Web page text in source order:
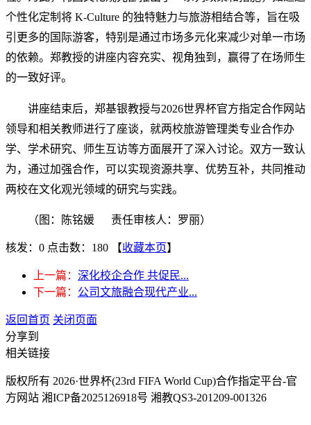
个性化定制将 K-Culture 的独特魅力与旅游相结合等，
旨在吸
引更多的国际游客，特别是通过市场多元化来减少对单一市场
的依赖。郑教授的讲座内容充实、视角独到 ，赢得了在场师生
的一致好评。
讲座结束后，郑基银教授与2026世界杯官方指定合作网站
领导和相关教师进行了座谈，就两校旅游管理类专业合作办
学、学术研究、 师生互访等方面展开了深入讨论。双方一致认
为，通过加强合作，可以实现资源共享、优势互补，共同推动
两校在文化观光领域的研究与实践。
（图：陈铭媛 责任审核人：罗丽）
核发：0 点击数：180 【收藏本页】
上一篇： 深化校企合作 共促民...
下一篇： 公司文旅融合现代产业...
返回首页 关闭页面
分享到
相关链接
版权所有 2026·世界杯(23rd FIFA World Cup)合作指定平台-官
方网站 湘ICP备2025126918号 湘教QS3-201209-001326